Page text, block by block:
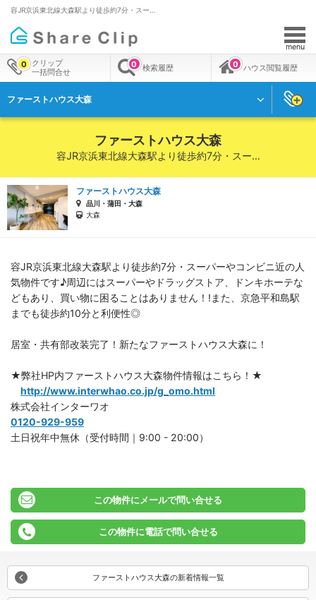
容JR京浜東北線大森駅より徒歩約7分・スー…
menu
クリップ
一括問合せ
0 検索履歴
0 ハウス閲覧履歴
0
ファーストハウス大森
ファーストハウス大森
容JR京浜東北線大森駅より徒歩約7分・スー…
ファーストハウス大森
品川・蒲田・大森
大森
容JR京浜東北線大森駅より徒歩約7分・スーパーやコンビニ近の人
気物件です♪周辺にはスーパーやドラッグストア、ドンキホーテな
どもあり、買い物に困ることはありません！!また、京急平和島駅
までも徒歩約10分と利便性◎
居室・共有部改装完了！新たなファーストハウス大森に！
★弊社HP内ファーストハウス大森物件情報はこちら！★
http://www.interwhao.co.jp/g_omo.html
株式会社インターワオ
0120-929-959
土日祝年中無休（受付時間｜9:00 - 20:00）
この物件にメールで問い合せる
この物件に電話で問い合せる
ファーストハウス大森の新着情報一覧